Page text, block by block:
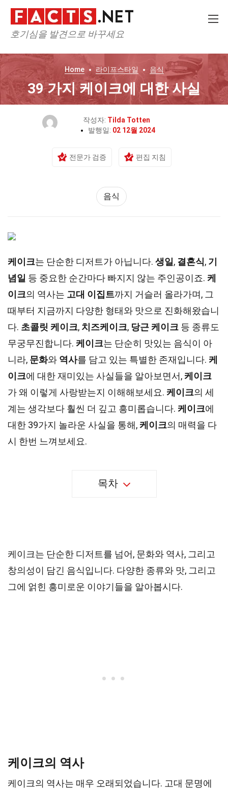
호기심을 발견으로 바꾸세요
Home 라이프스타일 음식
39 가지 케이크에 대한 사실
작성자: Tilda Totten
발행일: 02 12월 2024
전문가 검증 편집 지침
음식
케이크는 단순한 디저트가 아닙니다. 생일 , 결혼식, 기
념일 등 중요한 순간마다 빠지지 않는 주인공이죠. 케
이크의 역사는 고대 이집트까지 거슬러 올라가며, 그
때부터 지금까지 다양한 형태와 맛으로 진화해왔습니
다. 초콜릿 케이크, 치즈케이크, 당근 케이크 등 종류도
무궁무진합니다. 케이크는 단순히 맛있는 음식이 아
니라, 문화와 역사를 담고 있는 특별한 존재입니다. 케
이크에 대한 재미있는 사실들을 알아보면서,케이크
가 왜 이렇게 사랑받는지 이해해보세요. 케이크의 세
계는 생각보다 훨씬 더 깊고 흥미롭습니다. 케이크에
대한 39가지 놀라운 사실을 통해,케이크의 매력을 다
시 한번 느껴보세요.
목차
케이크는 단순한 디저트를 넘어, 문화와 역사, 그리고
창의성이 담긴 음식입니다. 다양한 종류와 맛, 그리고
그에 얽힌 흥미로운 이야기들을 알아봅시다.
케이크의 역사
케이크의 역사는 매우 오래되었습니다. 고대 문명에